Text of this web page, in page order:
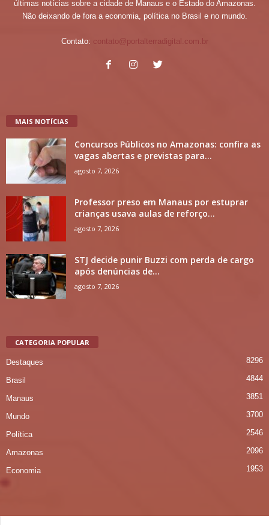
últimas notícias sobre a cidade de Manaus e o Estado do Amazonas.
Não deixando de fora a economia, política no Brasil e no mundo.
Contato: contato@portalterradigital.com.br
MAIS NOTÍCIAS
Concursos Públicos no Amazonas: confira as
vagas abertas e previstas para...
agosto 7, 2026
Professor preso em Manaus por estuprar
crianças usava aulas de reforço...
agosto 7, 2026
STJ decide punir Buzzi com perda de cargo
após denúncias de...
agosto 7, 2026
CATEGORIA POPULAR
Destaques 8296
Brasil 4844
Manaus 3851
Mundo 3700
Política 2546
Amazonas 2096
Economia 1953